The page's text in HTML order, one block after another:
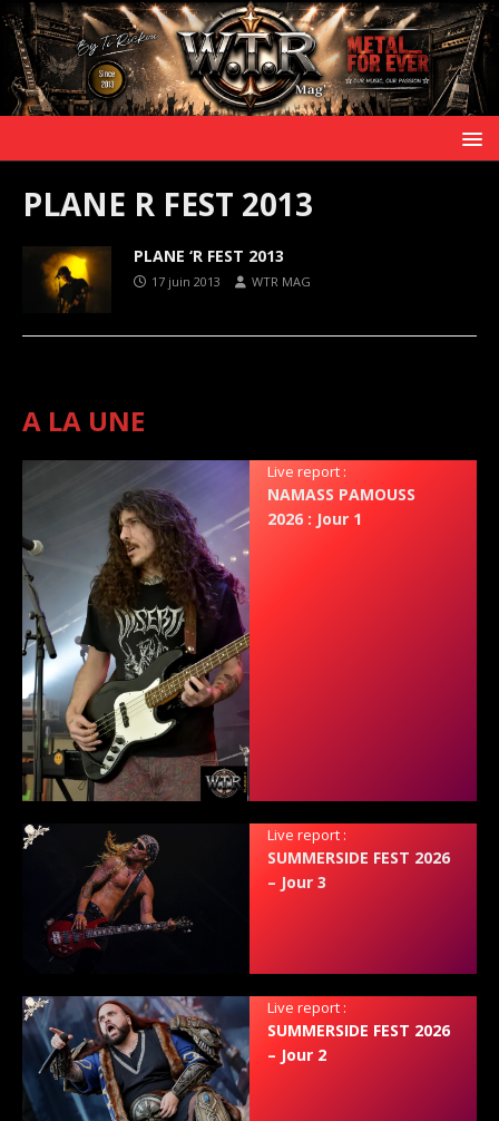
PLANE R FEST 2013
PLANE ‘R FEST 2013
17 juin 2013 WTR MAG
A LA UNE
Live report :
NAMASS PAMOUSS
2026 : Jour 1
Live report :
SUMMERSIDE FEST 2026
– Jour 3
Live report :
SUMMERSIDE FEST 2026
– Jour 2